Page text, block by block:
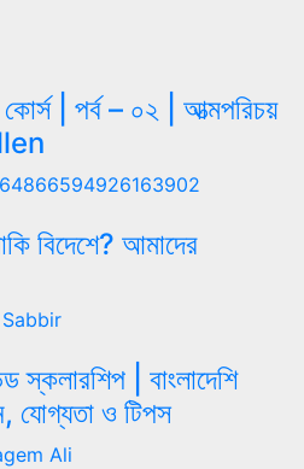
| পর্ব – ০২ | আত্মপরিচয়
বিদেশে? আমাদের
স্কলারশিপ | বাংলাদেশি
যোগ্যতা ও টিপস
Ali